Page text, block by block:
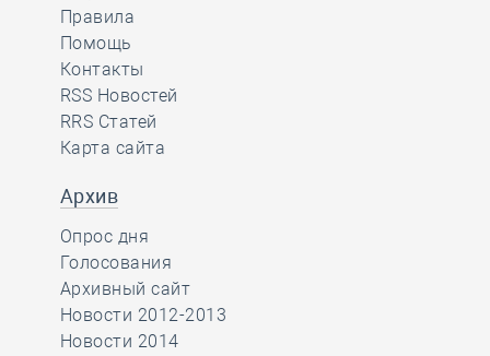
Правила
Помощь
Контакты
RSS Новостей
RRS Статей
Карта сайта
Архив
Опрос дня
Голосования
Архивный сайт
Новости 2012-2013
Новости 2014